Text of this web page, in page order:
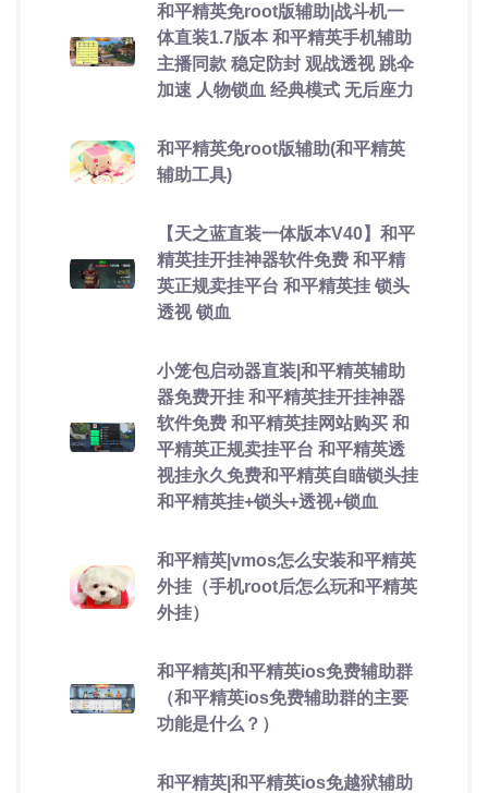
和平精英免root版辅助|战斗机一
体直装1.7版本 和平精英手机辅助
主播同款 稳定防封 观战透视 跳伞
加速 人物锁血 经典模式 无后座力
和平精英免root版辅助(和平精英
辅助工具)
【天之蓝直装一体版本V40】和平
精英挂开挂神器软件免费 和平精
英正规卖挂平台 和平精英挂 锁头
透视 锁血
小笼包启动器直装|和平精英辅助
器免费开挂 和平精英挂开挂神器
软件免费 和平精英挂网站购买 和
平精英正规卖挂平台 和平精英透
视挂永久免费和平精英自瞄锁头挂
和平精英挂+锁头+透视+锁血
和平精英|vmos怎么安装和平精英
外挂（手机root后怎么玩和平精英
外挂）
和平精英|和平精英ios免费辅助群
（和平精英ios免费辅助群的主要
功能是什么？）
和平精英|和平精英ios免越狱辅助